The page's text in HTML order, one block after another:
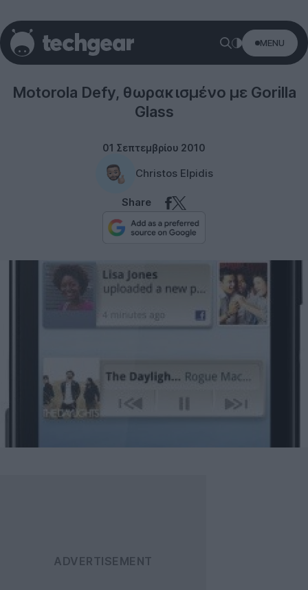
MENU
Motorola Defy, θωρακισμένο με Gorilla
Glass
01 Σεπτεμβρίου 2010
Christos Elpidis
Share